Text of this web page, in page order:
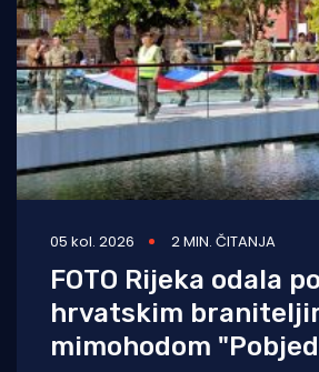
05 kol. 2026 2 MIN. ČITANJA
FOTO Rijeka odala
hrvatskim
mimohodom